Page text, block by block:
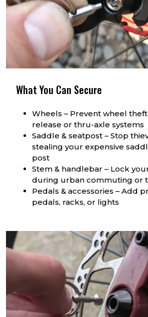
What You Can Secure
Wheels – Prevent wheel
release or thru-axle systems
Saddle & seatpost – Stop
stealing your expensive
post
Stem & handlebar – Lock
during urban commuting or
Pedals & accessories – Add
pedals, racks, or lights